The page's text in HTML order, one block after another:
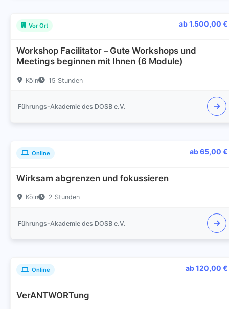
Vor Ort ab 1.500,00 €
Workshop Facilitator – Gute Workshops und
Meetings beginnen mit Ihnen (6 Module)
Köln 15 Stunden
Führungs-Akademie des DOSB e.V.
Online ab 65,00 €
Wirksam abgrenzen und fokussieren
Köln 2 Stunden
Führungs-Akademie des DOSB e.V.
Online ab 120,00 €
VerANTWORTung